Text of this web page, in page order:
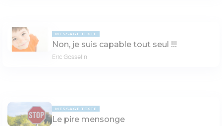
MESSAGE TEXTE
Non, je suis capable tout seul !!!
Eric Gosselin
MESSAGE TEXTE
Le pire mensonge